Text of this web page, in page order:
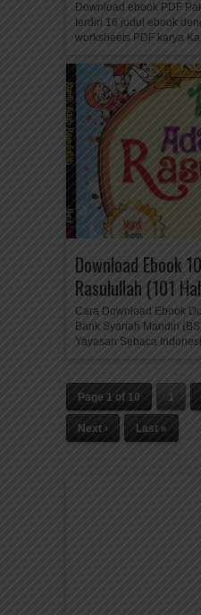
Download ebook PDF
terdiri 16 judul ebook
worksheets PDF karya
Download Ebook
Rasulullah (101
Cara Download Ebook
Bank Syariah Mandiri
Yayasan Sebaca
Page 1 of 10 1
Next › Last »